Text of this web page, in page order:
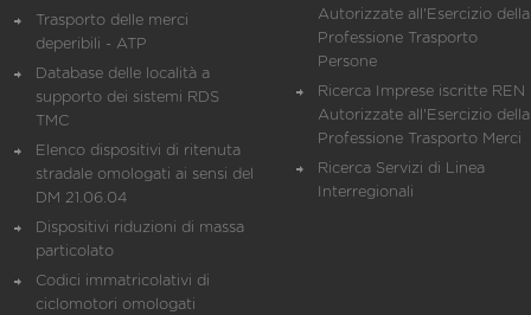
Trasporto delle merci
deperibili - ATP
Database delle località a
supporto dei sistemi RDS
TMC
Elenco dispositivi di ritenuta
stradale omologati ai sensi del
DM 21.06.04
Dispositivi riduzioni di massa
particolato
Codici immatricolativi di
ciclomotori omologati
Autorizzate all'Esercizio della
Professione Trasporto
Persone
Ricerca Imprese iscritte REN
Autorizzate all'Esercizio della
Professione Trasporto Merci
Ricerca Servizi di Linea
Interregionali